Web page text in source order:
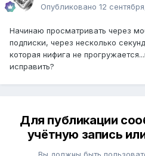
Опубликовано 12
Начинаю просматривать через
подписки, через несколько
которая нифига не
исправить?
Для публикации
учётную запись